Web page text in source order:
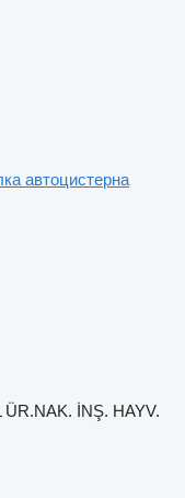
автоцистерна
İNŞ. HAYV.